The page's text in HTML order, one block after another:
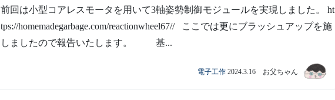
前回は小型コアレスモータを用いて3軸姿勢制御モジュールを実現しました。 ht
tps://homemadegarbage.com/reactionwheel67// ここでは更にブラッシュアップを施
しましたので報告いたします。 基...
電子工作 2024.3.16 お父ちゃん